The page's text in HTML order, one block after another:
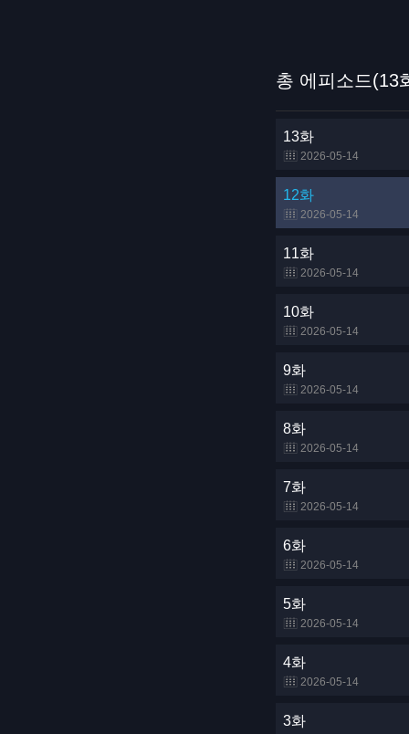
총 에피소드(13
13화
2026-05-14
12화
2026-05-14
11화
2026-05-14
10화
2026-05-14
9화
2026-05-14
8화
2026-05-14
7화
2026-05-14
6화
2026-05-14
5화
2026-05-14
4화
2026-05-14
3화